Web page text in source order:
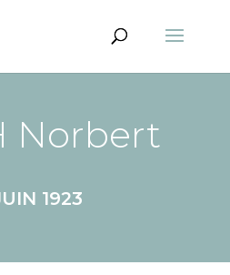
Norbert
1923